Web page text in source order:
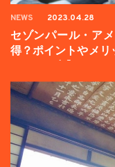
NEWS 2023.04.28
セゾンパール・ア
得？ポイントやメリ